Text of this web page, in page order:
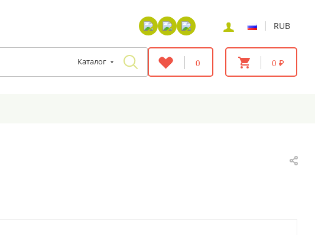
| RUB
Каталог 0 0 ₽